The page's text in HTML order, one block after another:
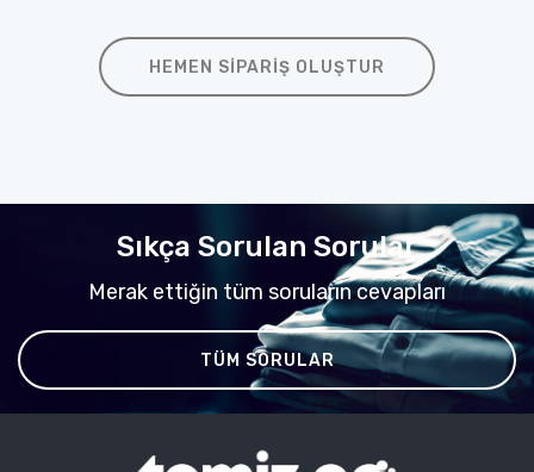
HEMEN SIPARIŞ OLUŞTUR
Sıkça Sorulan Sorular
Merak ettiğin tüm soruların cevapları
TÜM SORULAR